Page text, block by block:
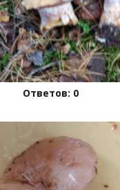
Ответов: 0